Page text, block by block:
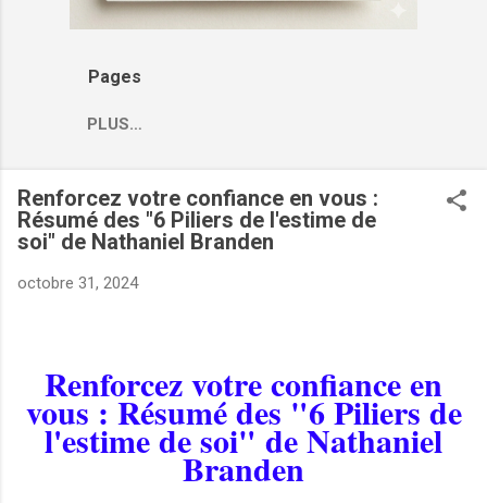
Pages
PLUS…
Renforcez votre confiance en vous :
Résumé des "6 Piliers de l'estime de
soi" de Nathaniel Branden
octobre 31, 2024
Renforcez votre confiance en
vous : Résumé des "6 Piliers de
l'estime de soi" de Nathaniel
Branden
VERS :